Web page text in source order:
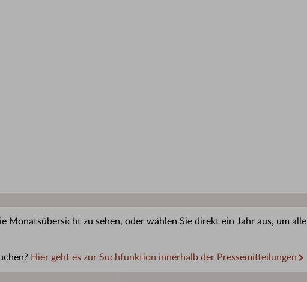
Monatsübersicht zu sehen, oder wählen Sie direkt ein Jahr aus, um alle
Hier geht es zur Suchfunktion innerhalb der Pressemitteilungen